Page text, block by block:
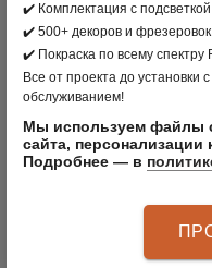
ЗАКАЗАТЬ
✔️ Комплектация с
✔️ 500+ декоров и
✔️ Покраска по всему спектру
Все от проекта до установки
обслуживанием!
Мы используем файлы
сайта, персонализации
Подробнее — в